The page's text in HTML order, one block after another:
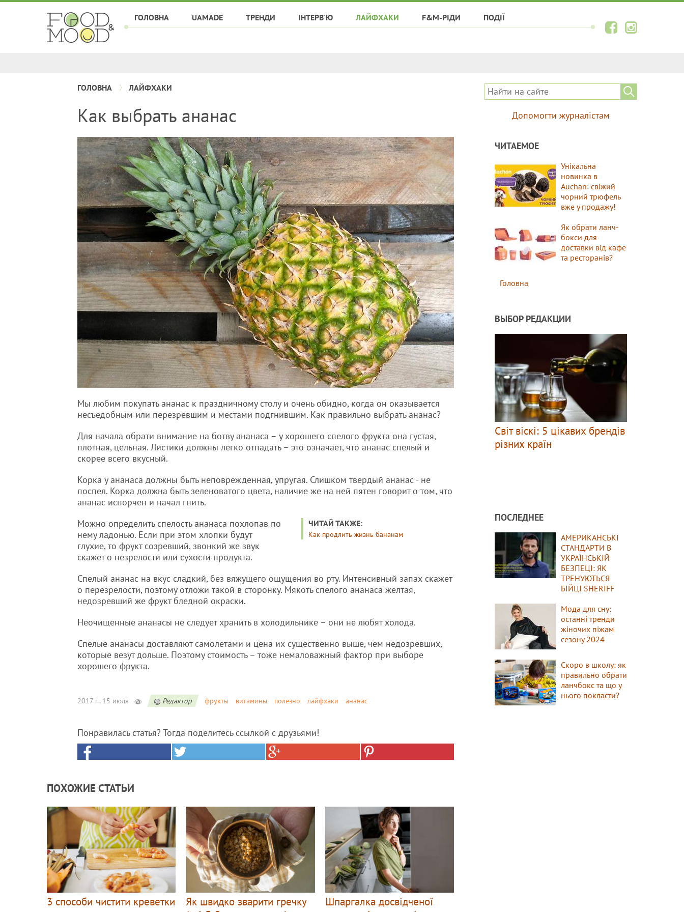
ГОЛОВНА UAMADE ТРЕНДИ ІНТЕРВ'Ю ЛАЙФХАКИ F&M-РІДИ ПОДІЇ
ГОЛОВНА ЛАЙФХАКИ
Как выбрать ананас
Мы любим покупать ананас к праздничному столу и очень обидно, когда он оказывается
несъедобным или перезревшим и местами подгнившим. Как правильно выбрать ананас?
Для начала обрати внимание на ботву ананаса – у хорошего спелого фрукта она густая,
плотная, цельная. Листики должны легко отпадать – это означает, что ананас спелый и
скорее всего вкусный.
Корка у ананаса должны быть неповрежденная, упругая. Слишком твердый ананас - не
поспел. Корка должна быть зеленоватого цвета, наличие же на ней пятен говорит о том, что
ананас испорчен и начал гнить.
ЧИТАЙ ТАКЖЕ:
Как продлить жизнь бананам
Можно определить спелость ананаса похлопав по
нему ладонью. Если при этом хлопки будут
глухие, то фрукт созревший, звонкий же звук
скажет о незрелости или сухости продукта.
Спелый ананас на вкус сладкий, без вяжущего ощущения во рту. Интенсивный запах скажет
о перезрелости, поэтому отложи такой в сторонку. Мякоть спелого ананаса желтая,
недозревший же фрукт бледной окраски.
Неочищенные ананасы не следует хранить в холодильнике – они не любят холода.
Спелые ананасы доставляют самолетами и цена их существенно выше, чем недозревших,
которые везут дольше. Поэтому стоимость – тоже немаловажный фактор при выборе
хорошего фрукта.
2017 г., 15 июля Редактор фрукты витамины полезно лайфхаки ананас
Понравилась статья? Тогда поделитесь ссылкой с друзьями!
ПОХОЖИЕ СТАТЬИ
3 способи чистити креветки
Як швидко зварити гречку
Шпаргалка досвідченої
Допомогти журналістам
ЧИТАЕМОЕ
Унікальна
новинка в
Auchan: свіжий
чорний трюфель
вже у продажу!
Як обрати ланч-
бокси для
доставки від кафе
та ресторанів?
Головна
ВЫБОР РЕДАКЦИИ
Світ віскі: 5 цікавих брендів
різних країн
ПОСЛЕДНЕЕ
АМЕРИКАНСЬКІ
СТАНДАРТИ В
УКРАЇНСЬКІЙ
БЕЗПЕЦІ: ЯК
ТРЕНУЮТЬСЯ
БІЙЦІ SHERIFF
Мода для сну:
останні тренди
жіночих піжам
сезону 2024
Скоро в школу: як
правильно обрати
ланчбокс та що у
нього покласти?